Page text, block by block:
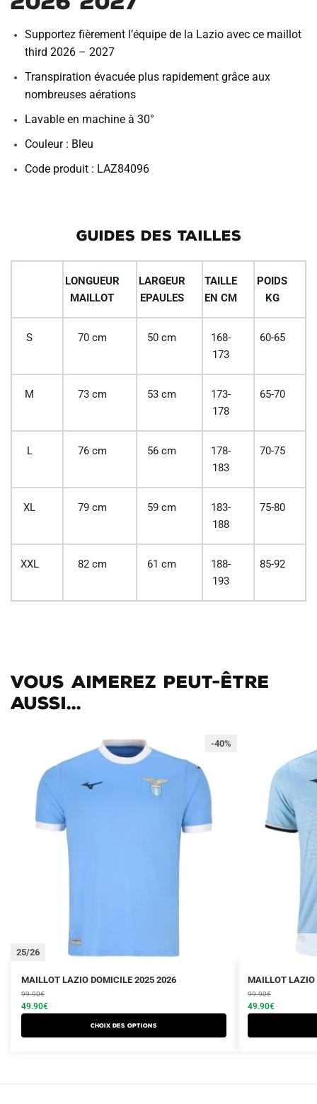
Supportez fièrement l’équipe de la Lazio avec ce maillot
third 2026 – 2027
Transpiration évacuée plus rapidement grâce aux
nombreuses aérations
Lavable en machine à 30°
Couleur : Bleu
Code produit : LAZ84096
GUIDES DES TAILLES
LONGUEUR
MAILLOT
LARGEUR
EPAULES
TAILLE
EN CM
POIDS
KG
S 70 cm 50 cm
168-
173
60-65
M 73 cm 53 cm
173-
178
65-70
L 76 cm 56 cm
178-
183
70-75
XL 79 cm 59 cm
183-
188
75-80
XXL 82 cm 61 cm
188-
193
85-92
Vous aimerez peut-être
aussi...
-40%
25/26
MAILLOT LAZIO DOMICILE 2025 2026
99.90€
Le
prix
initial
était :
49.90€
Le
prix
actuel
est :
Choix des options
Ce
produit
a
MAILLOT LAZIO
99.90€
Le
prix
initial
était :
49.90€
Le
prix
actuel
est :
Ce
produit
a